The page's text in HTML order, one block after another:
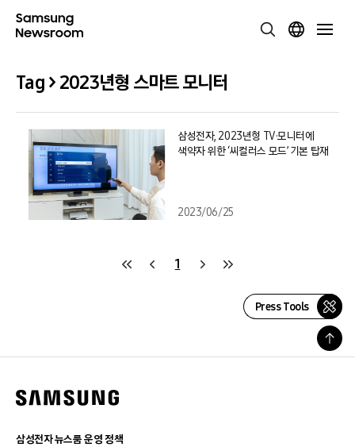
Tag > 2023년형 스마트 모니터
삼성전자, 2023년형 TV·모니터에
색약자 위한 ‘씨컬러스 모드’ 기본 탑재
2023/06/25
1
Press Tools
삼성전자 뉴스룸 운영 정책